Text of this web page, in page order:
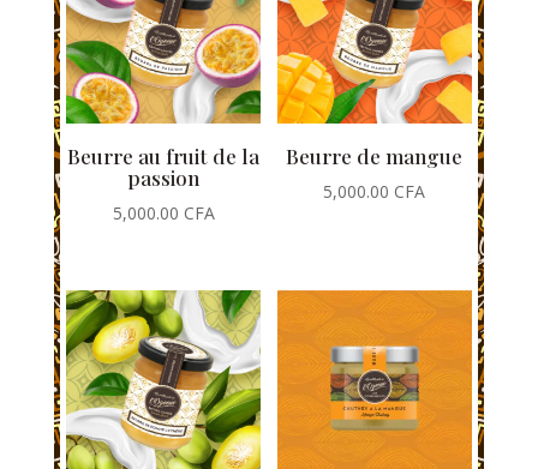
Beurre au fruit de la
passion
5,000.00 CFA
Beurre de mangue
5,000.00 CFA